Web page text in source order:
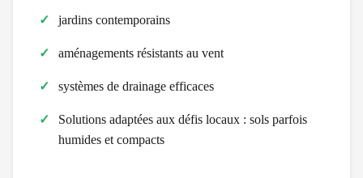
jardins contemporains
aménagements résistants au vent
systèmes de drainage efficaces
Solutions adaptées aux défis locaux : sols parfois
humides et compacts